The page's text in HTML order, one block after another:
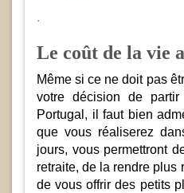
.
Le coût de la vie
Même si ce ne doit pas
votre décision de
Portugal, il faut bien
que vous réaliserez
jours, vous permettront
retraite, de la rendre plus
de vous offrir des petits